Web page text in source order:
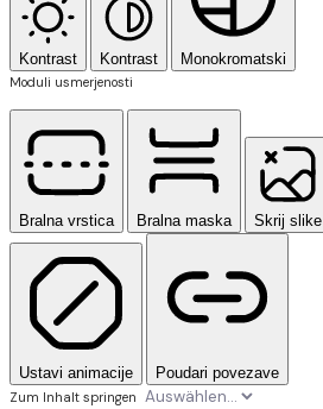
Kontrast Kontrast Monokromatski
Moduli usmerjenosti
Bralna vrstica Bralna maska Skrij slike
Ustavi animacije Poudari povezave
Zum Inhalt springen